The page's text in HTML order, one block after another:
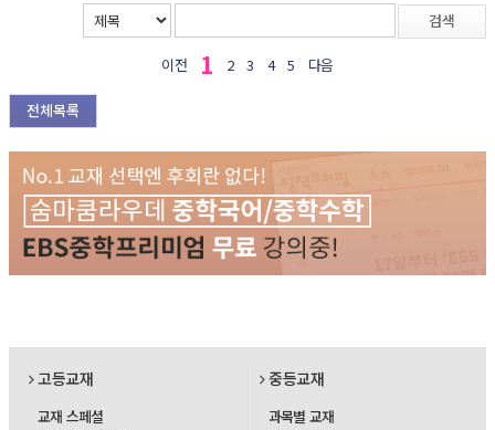
검색
이전 1 2 3 4 5 다음
전체목록
고등교재
교재 스페셜
중등교재
과목별 교재